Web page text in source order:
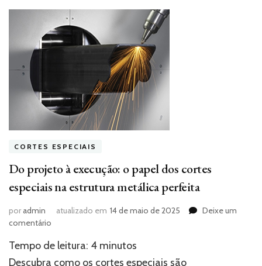
CORTES ESPECIAIS
Do projeto à execução: o papel dos cortes
especiais na estrutura metálica perfeita
poradmin atualizado em 14 de maio de 2025
Deixe um
comentário
projeto
Tempo de leitura: 4 minutos
Descubra como os cortes especiais são